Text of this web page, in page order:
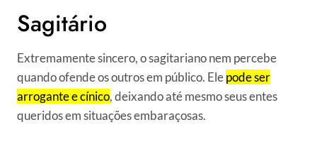
Sagitário
Extremamente sincero, o sagitariano nem percebe
quando ofende os outros em público. Elepode ser
arrogante e cínico, deixando até mesmo seus entes
queridos em situações embaraçosas.